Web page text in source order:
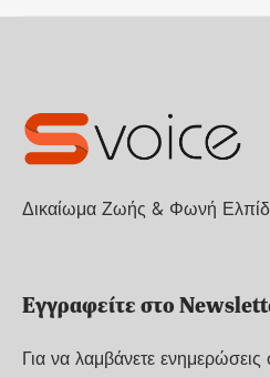
Δικαίωμα Ζωής & Φωνή
Εγγραφείτε στο
Για να λαμβάνετε ενημερώσεις